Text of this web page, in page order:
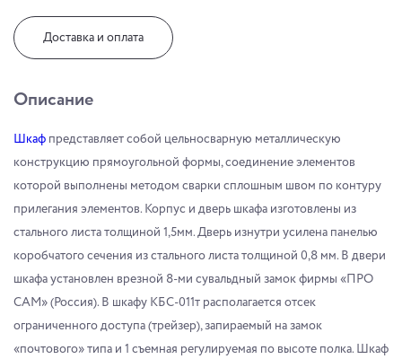
Доставка и оплата
Описание
Шкаф представляет собой цельносварную металлическую
конструкцию прямоугольной формы, соединение элементов
которой выполнены методом сварки сплошным швом по контуру
прилегания элементов. Корпус и дверь шкафа изготовлены из
стального листа толщиной 1,5мм. Дверь изнутри усилена панелью
коробчатого сечения из стального листа толщиной 0,8 мм. В двери
шкафа установлен врезной 8-ми сувальдный замок фирмы «ПРО
САМ» (Россия). В шкафу КБС-011т располагается отсек
ограниченного доступа (трейзер), запираемый на замок
«почтового» типа и 1 съемная регулируемая по высоте полка. Шкаф